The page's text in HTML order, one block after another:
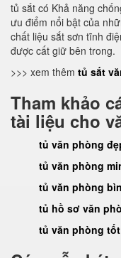
tủ sắt có Khả năng
ưu điểm nổi bật của
chất liệu sắt sơn tĩnh
được cất giữ bên trong.
>>> xem thêm tủ sắt
Tham khảo
tài liệu cho
tủ văn phòng
tủ văn phòng
tủ văn phòng
tủ hồ sơ văn
tủ văn phòng